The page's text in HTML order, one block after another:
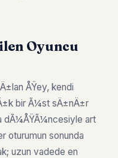
Oyuncu
ÅŸey, kendi
bir Ã¼st sÄ±nÄ±r
dÃ¼ÅŸÃ¼ncesiyle art
oturumun sonunda
uzun vadede en